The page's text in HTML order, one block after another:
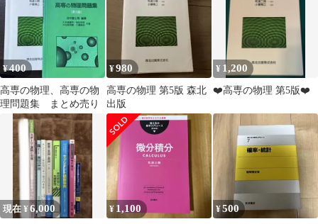
¥400
高専の物理、高専の物
理問題集 まとめ売り
¥980
高専の物理 第5版 森北
出版
¥ 1,200
❤️高専の物理 第5版❤️
現在 ¥6,000 ¥ 1,100 ¥500